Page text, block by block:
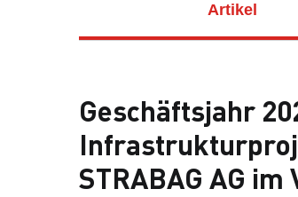
Artikel
Geschäftsjahr
STRABAG AG